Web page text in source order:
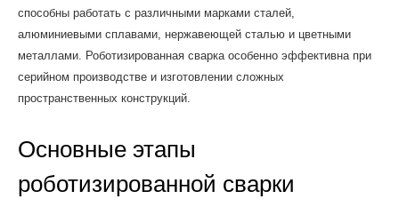
способны работать с различными марками сталей,
алюминиевыми сплавами, нержавеющей сталью и цветными
металлами. Роботизированная сварка особенно эффективна при
серийном производстве и изготовлении сложных
пространственных конструкций.
Основные этапы
роботизированной сварки